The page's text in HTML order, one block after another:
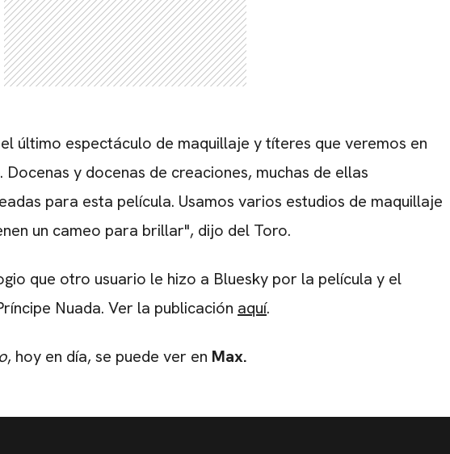
último espectáculo de maquillaje y títeres que veremos en
Docenas y docenas de creaciones, muchas de ellas
para esta película. Usamos varios estudios de maquillaje
un cameo para brillar", dijo del Toro.
que otro usuario le hizo a Bluesky por la película y el
Nuada. Ver la publicación aquí.
, hoy en día, se puede ver en Max.